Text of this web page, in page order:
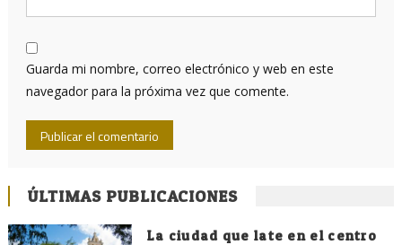
Guarda mi nombre, correo electrónico y web en este
navegador para la próxima vez que comente.
ÚLTIMAS PUBLICACIONES
La ciudad que late en el centro